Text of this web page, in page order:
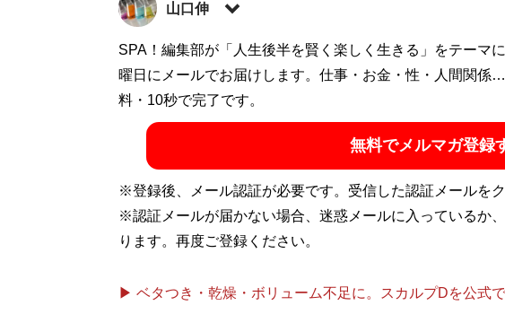
山口伸
経済・テクノロジー・不動産分野のライター。企業分析や
簿記、ファイナンシャルプランナー。趣味は経済関係の
@shin_yamaguchi_
SPA！編集部が「人生後半を賢く楽しく生きる」をテーマ
曜日にメールでお届けします。仕事・お金・性・人間関係
料・10秒で完了です。
無料でメルマガ登
※登録後、メール認証が必要です。受信した認証メールを
※認証メールが届かない場合、迷惑メールに入っているか
ります。再度ご登録ください。
▶ ベタつき・乾燥・ボリューム不足に。スカルプDを公式